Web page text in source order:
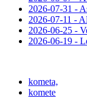
2026-07-31 -
2026-07-11 -
2026-06-25 -
2026-06-19 -
kometa,
komete